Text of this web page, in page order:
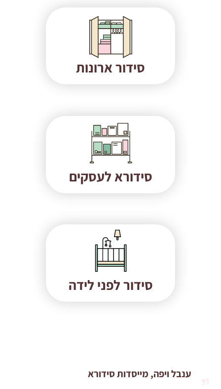
סידור ארונות
סידורא לעסקים
סידור לפני לידה
ענבל ויפה, מייסדות סידורא